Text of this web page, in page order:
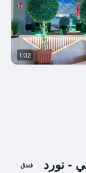
- نورد فندق
1/32